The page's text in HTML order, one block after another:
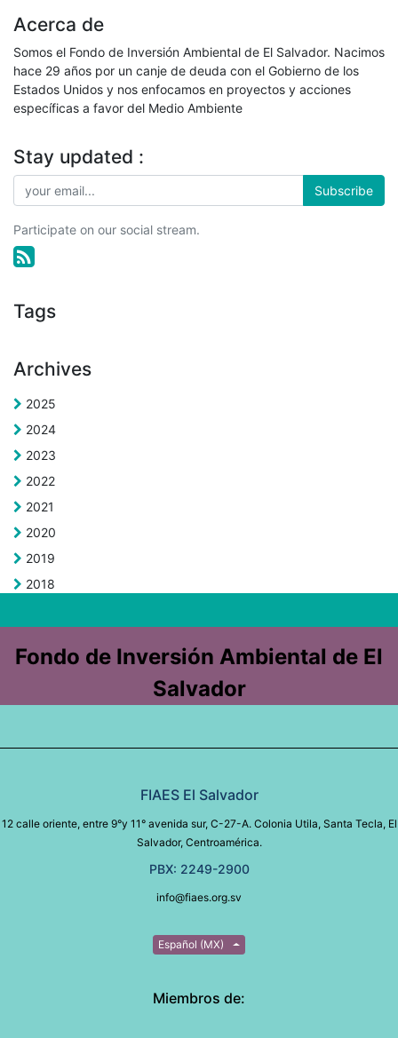
Acerca de
Somos el Fondo de Inversión Ambiental de El Salvador. Nacimos
hace 29 años por un canje de deuda con el Gobierno de los
Estados Unidos y nos enfocamos en proyectos y acciones
específicas a favor del Medio Ambiente
Stay updated :
Subscribe
Participate on our social stream.
Tags
Archives
2025
2024
2023
2022
2021
2020
2019
2018
Fondo de Inversión Ambiental de El
Salvador
FIAES El Salvador
12 calle oriente, entre 9°y 11° avenida sur, C-27-A. Colonia Utila, Santa Tecla, El
Salvador, Centroamérica.
PBX: 2249-2900
info@fiaes.org.sv
Español (MX)
Miembros de: